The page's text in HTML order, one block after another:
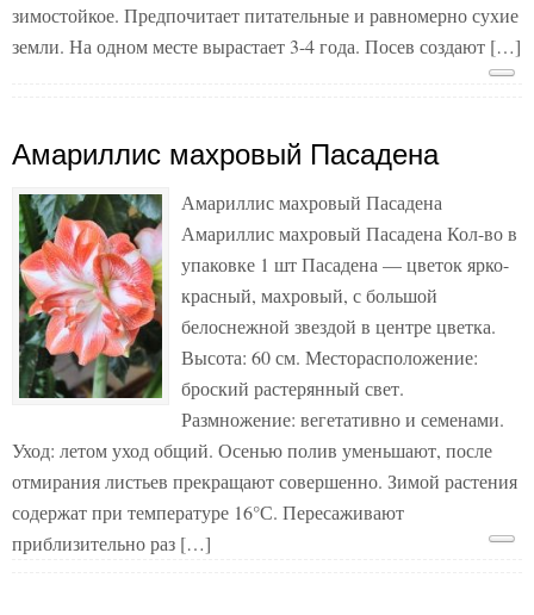
зимостойкое. Предпочитает питательные и равномерно сухие
земли. На одном месте вырастает 3-4 года. Посев создают […]
Амариллис махровый Пасадена
Амариллис махровый Пасадена
Амариллис махровый Пасадена Кол-во в
упаковке 1 шт Пасадена — цветок ярко-
красный, махровый, с большой
белоснежной звездой в центре цветка.
Высота: 60 см. Месторасположение:
броский растерянный свет.
Размножение: вегетативно и семенами.
Уход: летом уход общий. Осенью полив уменьшают, после
отмирания листьев прекращают совершенно. Зимой растения
содержат при температуре 16°С. Пересаживают
приблизительно раз […]